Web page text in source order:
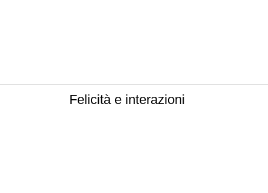
Felicità e interazioni